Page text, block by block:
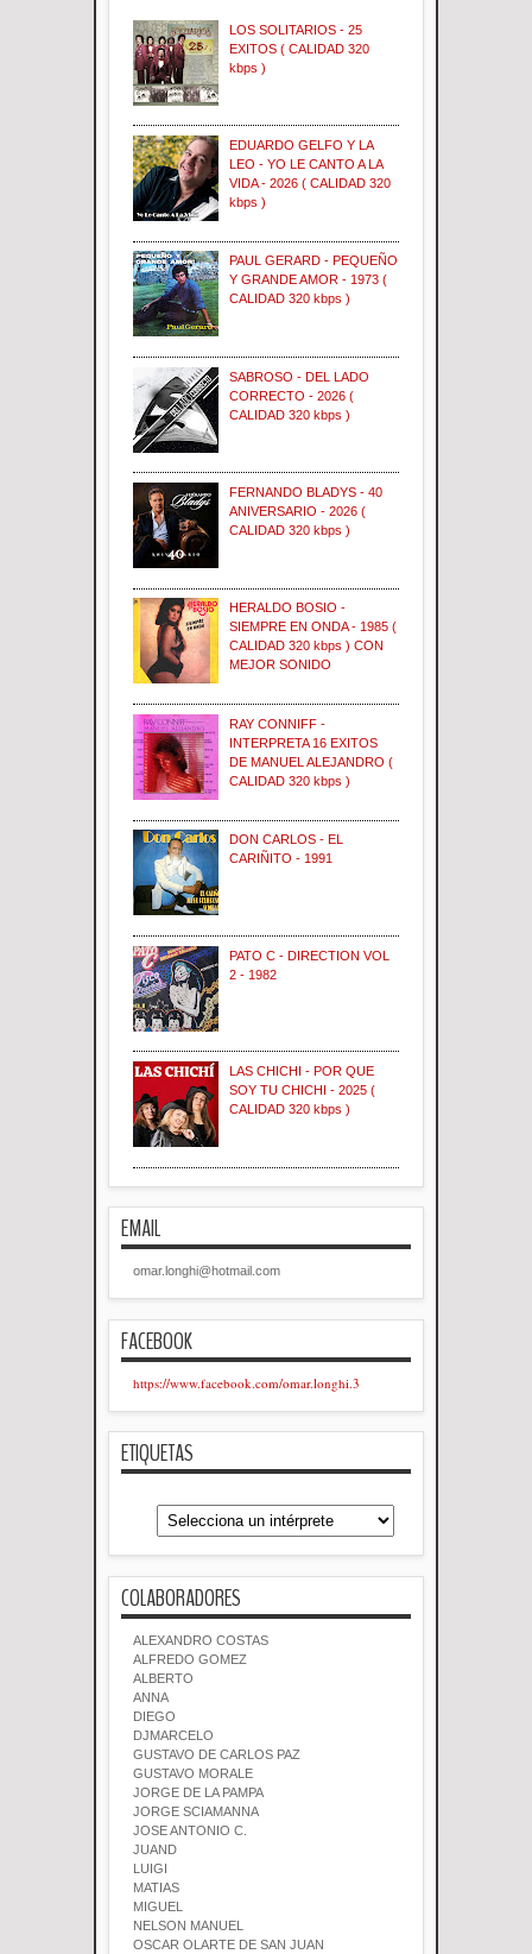
LOS SOLITARIOS - 25
EXITOS ( CALIDAD 320
kbps )
EDUARDO GELFO Y LA
LEO - YO LE CANTO A LA
VIDA - 2026 ( CALIDAD 320
kbps )
PAUL GERARD - PEQUEÑO
Y GRANDE AMOR - 1973 (
CALIDAD 320 kbps )
SABROSO - DEL LADO
CORRECTO - 2026 (
CALIDAD 320 kbps )
FERNANDO BLADYS - 40
ANIVERSARIO - 2026 (
CALIDAD 320 kbps )
HERALDO BOSIO -
SIEMPRE EN ONDA - 1985 (
CALIDAD 320 kbps ) CON
MEJOR SONIDO
RAY CONNIFF -
INTERPRETA 16 EXITOS
DE MANUEL ALEJANDRO (
CALIDAD 320 kbps )
DON CARLOS - EL
CARIÑITO - 1991
PATO C - DIRECTION VOL
2 - 1982
LAS CHICHI - POR QUE
SOY TU CHICHI - 2025 (
CALIDAD 320 kbps )
EMAIL
omar.longhi@hotmail.com
FACEBOOK
https://www.facebook.com/omar.longhi.3
ETIQUETAS
COLABORADORES
ALEXANDRO COSTAS
ALFREDO GOMEZ
ALBERTO
ANNA
DIEGO
DJMARCELO
GUSTAVO DE CARLOS PAZ
GUSTAVO MORALE
JORGE DE LA PAMPA
JORGE SCIAMANNA
JOSE ANTONIO C.
JUAND
LUIGI
MATIAS
MIGUEL
NELSON MANUEL
OSCAR OLARTE DE SAN JUAN